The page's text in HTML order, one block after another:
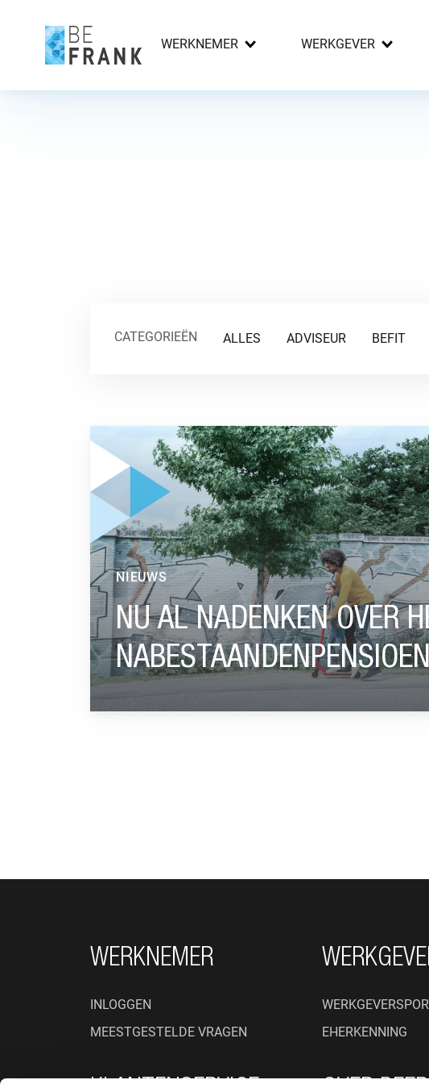
WERKNEMER WERKGEVER
CATEGORIEËN ALLES ADVISEUR BEFIT
GA NAAR “NU AL NADENKEN OVER HET NIEUWE
NU AL NADENKEN OVER
NIEUWS
FOOTER NAVIGATIE
WERKNEMER
INLOGGEN
MEESTGESTELDE VRAGEN
EHERKENNING